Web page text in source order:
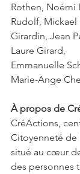
Rothen, Noémi
Rudolf,
Girardin, Jean
Laure Girard,
Emmanuelle
Marie-Ange
À propos de
CréActions,
Citoyenneté de
situé au cœur
des personnes